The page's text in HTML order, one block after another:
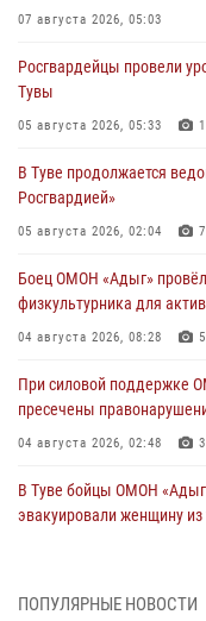
07 августа 2026, 05:03
Росгвардейцы провели
Тувы
05 августа 2026, 05:33 1
В Туве продолжается
Росгвардией»
05 августа 2026, 02:04 7
Боец ОМОН «Адыг»
физкультурника для
04 августа 2026, 08:28 5
При силовой поддержке
пресечены
04 августа 2026, 02:48 3
В Туве бойцы ОМОН
эвакуировали женщину из
Росгвардия проверила
ПОПУЛЯРНЫЕ НОВОСТИ